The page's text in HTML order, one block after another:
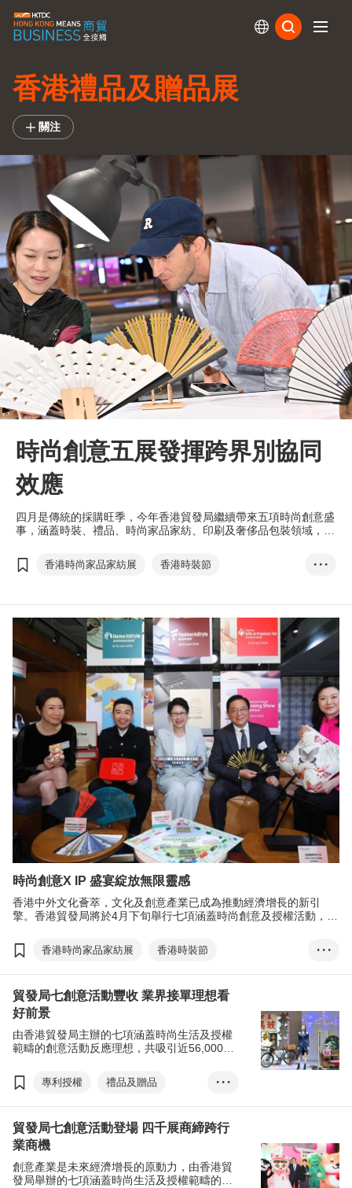
香港禮品及贈品展
關注
時尚創意五展發揮跨界別協同
效應
四月是傳統的採購旺季，今年香港貿發局繼續帶來五項時尚創意盛
事，涵蓋時裝、禮品、時尚家品家紡、印刷及奢侈品包裝領域，致
香港時尚家品家紡展
香港時裝節
亞洲授權業會議
• • •
時尚創意X IP 盛宴綻放無限靈感
香港中外文化薈萃，文化及創意產業已成為推動經濟增長的新引
擎。香港貿發局將於4月下旬舉行七項涵蓋時尚創意及授權活動，致
香港時尚家品家紡展
香港時裝節
香港禮品及贈品展
香港國際印刷及包裝展
香港奢侈品包裝展
香港國際授權展
亞洲授權業會議
• • •
貿發局七創意活動豐收 業界接單理想看
好前景
由香港貿發局主辦的七項涵蓋時尚生活及授權
範疇的創意活動反應理想，共吸引近56,000名
於半年至一年半內回復到疫情前水平。
專利授權
禮品及贈品
家庭用品
成衣、紡織及配件
印刷服務
授權
跨界合作
• • •
貿發局七創意活動登場 四千展商締跨行
業商機
創意產業是未來經濟增長的原動力，由香港貿
發局舉辦的七項涵蓋時尚生活及授權範疇的創